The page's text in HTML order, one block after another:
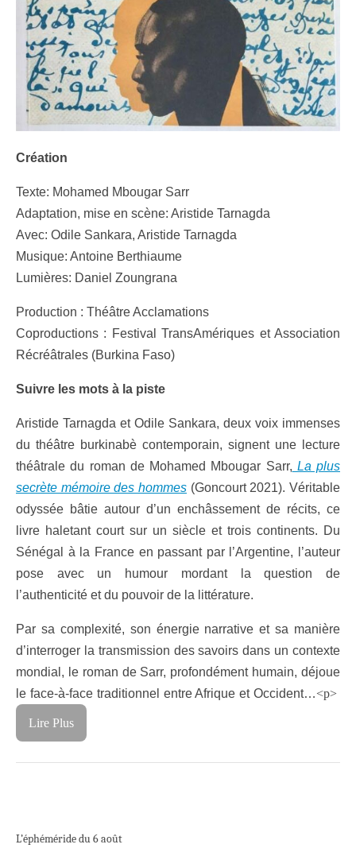
Création
Texte: Mohamed Mbougar Sarr
Adaptation, mise en scène: Aristide Tarnagda
Avec: Odile Sankara, Aristide Tarnagda
Musique: Antoine Berthiaume
Lumières: Daniel Zoungrana
Production : Théâtre Acclamations
Coproductions : Festival TransAmériques et Association
Récréâtrales (Burkina Faso)
Suivre les mots à la piste
Aristide Tarnagda et Odile Sankara, deux voix immenses
du théâtre burkinabè contemporain, signent une lecture
théâtrale du roman de Mohamed Mbougar Sarr, La plus
secrète mémoire des hommes (Goncourt 2021). Véritable
odyssée bâtie autour d’un enchâssement de récits, ce
livre haletant court sur un siècle et trois continents. Du
Sénégal à la France en passant par l’Argentine, l’auteur
pose avec un humour mordant la question de
l’authenticité et du pouvoir de la littérature.
Par sa complexité, son énergie narrative et sa manière
d’interroger la transmission des savoirs dans un contexte
mondial, le roman de Sarr, profondément humain, déjoue
le face-à-face traditionnel entre Afrique et Occident…<p>
Lire Plus
L’éphéméride du 6 août